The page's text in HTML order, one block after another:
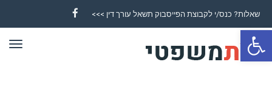
פתח סרגל נגישות
שאלות? כנס/י לקבוצת הפייסבוק תשאל עורך דין >>>
Facebook